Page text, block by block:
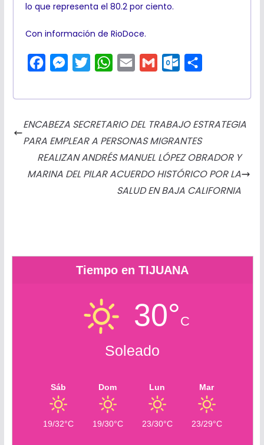
lo que representa el 80.2 por ciento.
Con información de RioDoce.
c
o
o
M
s
n
g
i
e
r
W
a
A
p
p
a
a
t
o
k
.
m
r
t
i
ENCABEZA SECRETARIO DEL TRABAJO ESTRATEGIA
PARA EMPLEAR A PERSONAS MIGRANTES
REALIZAN ANDRÉS MANUEL LÓPEZ OBRADOR Y
MARINA DEL PILAR ACUERDO HISTÓRICO POR LA
SALUD EN BAJA CALIFORNIA
Tiempo en TIJUANA
30°C
Soleado
Sáb
19/32°C
Dom
19/30°C
Lun
23/30°C
Mar
23/29°C